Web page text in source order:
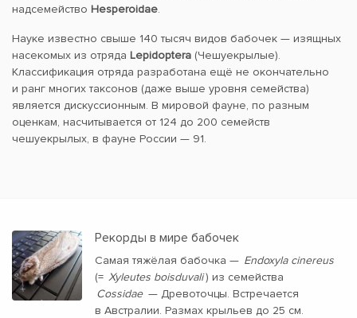
надсемейство Hesperoidae.
Науке известно свыше 140 тысяч видов бабочек — изящных
насекомых из отряда Lepidoptera (Чешуекрылые).
Классификация отряда разработана ещё не окончательно
и ранг многих таксонов (даже выше уровня семейства)
является дискуссионным. В мировой фауне, по разным
оценкам, насчитывается от 124 до 200 семейств
чешуекрылых, в фауне России — 91.
Рекорды в мире бабочек
Самая тяжёлая бабочка — Endoxyla cinereus
(= Xyleutes boisduvali ) из семейства
Cossidae — Древоточцы. Встречается
в Австралии. Размах крыльев до 25 см.